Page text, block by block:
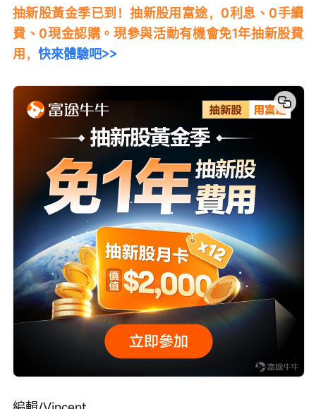
抽新股黃金季已到！抽新股用富途，0利息、0手續
費、0現金認購。現參與活動有機會免1年抽新股費
用， 快來體驗吧>>